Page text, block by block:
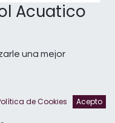
Acuatico
una mejor
de Cookies Acepto